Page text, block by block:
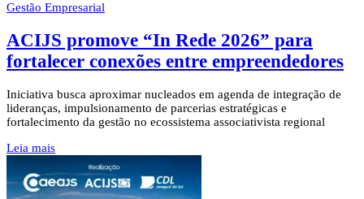
Gestão Empresarial
ACIJS promove “In Rede 2026” para
fortalecer conexões entre empreendedores
Iniciativa busca aproximar nucleados em agenda de integração de
lideranças, impulsionamento de parcerias estratégicas e
fortalecimento da gestão no ecossistema associativista regional
Leia mais